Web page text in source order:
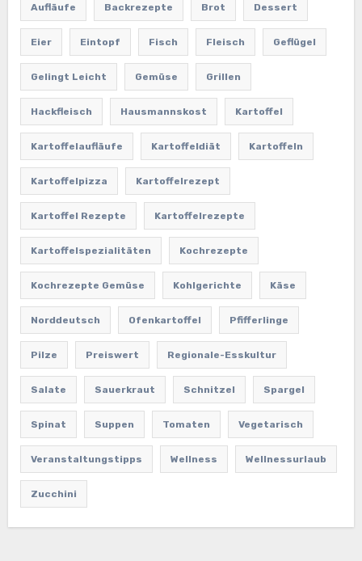
Aufläufe Backrezepte Brot Dessert
Eier Eintopf Fisch Fleisch Geflügel
Gelingt Leicht Gemüse Grillen
Hackfleisch Hausmannskost Kartoffel
Kartoffelaufläufe Kartoffeldiät Kartoffeln
Kartoffelpizza Kartoffelrezept
Kartoffel Rezepte Kartoffelrezepte
Kartoffelspezialitäten Kochrezepte
Kochrezepte Gemüse Kohlgerichte Käse
Norddeutsch Ofenkartoffel Pfifferlinge
Pilze Preiswert Regionale-Esskultur
Salate Sauerkraut Schnitzel Spargel
Spinat Suppen Tomaten Vegetarisch
Veranstaltungstipps Wellness Wellnessurlaub
Zucchini